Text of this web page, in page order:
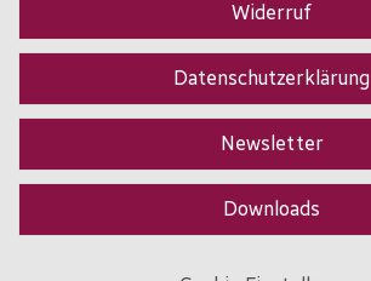
Widerruf
Datenschutzerklärung
Newsletter
Downloads